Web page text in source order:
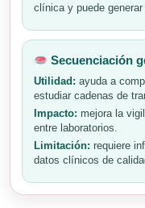
clínica y puede
Secuenciación
Utilidad: ayuda a
estudiar cadenas de
Impacto: mejora la
entre laboratorios.
Limitación: requiere
datos clínicos de